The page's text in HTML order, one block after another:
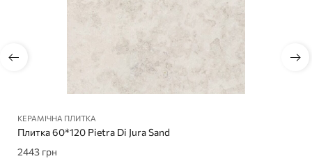
КЕРАМІЧНА ПЛИТКА
Плитка 60*120 Pietra Di Jura Sand
2443 грн